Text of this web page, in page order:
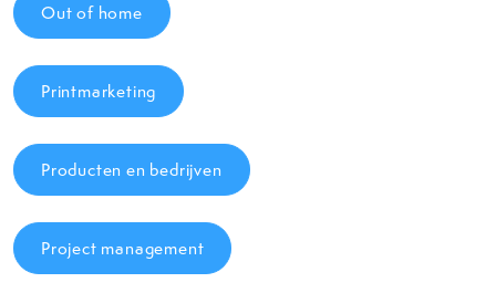
Out of home
Printmarketing
Producten en bedrijven
Project management